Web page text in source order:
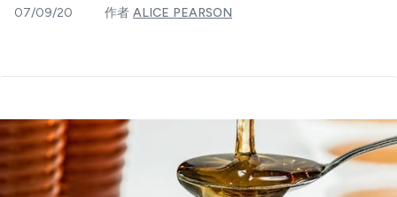
07/09/20 作者 ALICE PEARSON